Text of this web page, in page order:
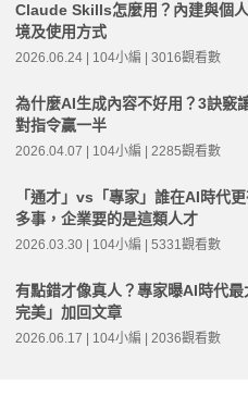
Claude Skills怎麼用？內建與個
境及使用方式
2026.06.24 | 104小編 | 3016觀看數
為什麼AI生成內容不好用？3訣竅
對指令贏一半
2026.04.07 | 104小編 | 2285觀看數
「通才」vs「專家」誰在AI時代
多事，企業要的是這類人才
2026.03.30 | 104小編 | 5331觀看數
有點錯才像真人？專家曝AI時代
完美」加回文章
2026.06.17 | 104小編 | 2036觀看數